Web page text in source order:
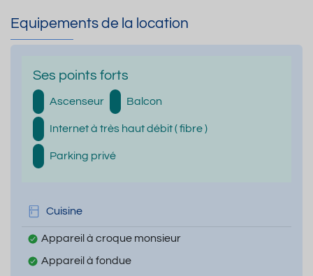
Equipements de la location
Ses points forts
Ascenseur Balcon
Internet à très haut débit ( fibre )
Parking privé
Cuisine
Appareil à croque monsieur
Appareil à fondue